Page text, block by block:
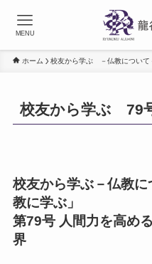
MENU
ホーム 校友から学ぶ －仏教について
校友から学ぶ 79
校友から学ぶ－仏教
教に学ぶ」
第79号 人間力を高め
界